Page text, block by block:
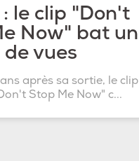
: le clip "Don't
Now" bat un
vues
après sa sortie, le clip
Stop Me Now" c...